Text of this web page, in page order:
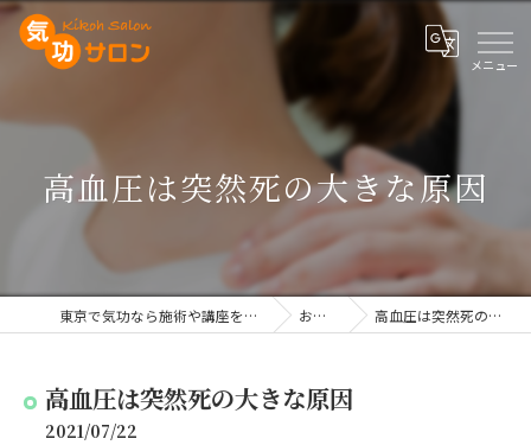
高血圧は突然死の大きな原因
東京で気功なら施術や講座を行う気功サロン お知らせ 高血圧は突然死の大きな原因
高血圧は突然死の大きな原因
2021/07/22